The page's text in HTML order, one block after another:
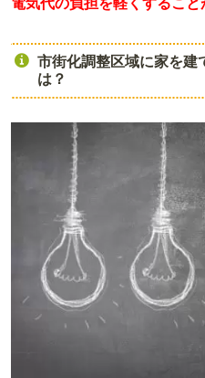
市街化調整区域に家を建
は？